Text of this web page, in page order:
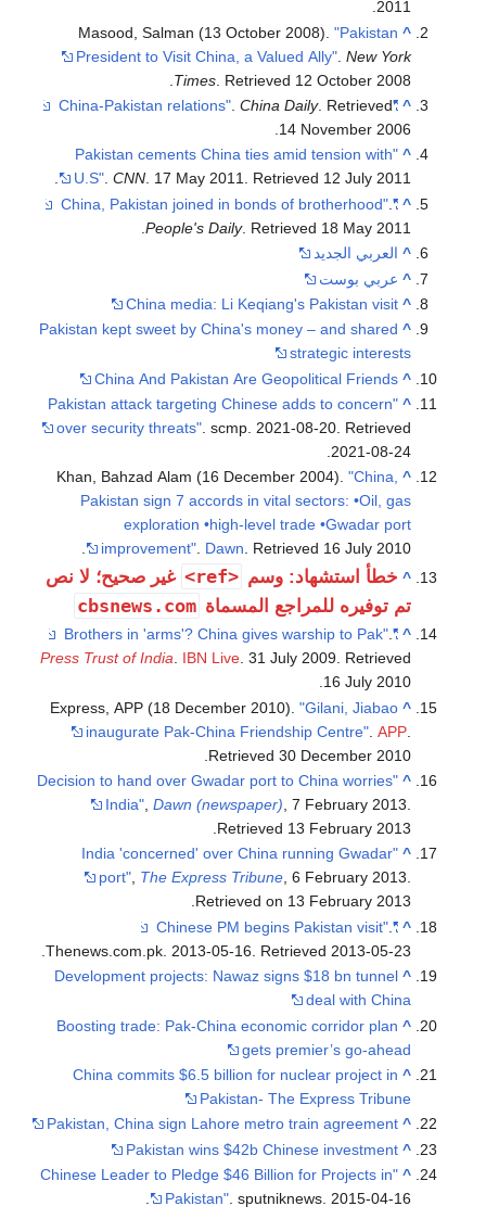
2011
^
Masood, Salman (13 October 2008)."Pakistan
President to Visit China, a Valued Ally" .New York
Times . Retrieved 12 October 2008
^
"China-Pakistan relations"
.China Daily. Retrieved
14 November 2006
^
"Pakistan cements China ties amid tension with
U.S".CNN. 17 May 2011. Retrieved 12 July 2011
.
^
"China, Pakistan joined in bonds of brotherhood"
.
People's Daily. Retrieved 18 May 2011
.
^ العربي الجديد
^ عربي بوست
^
China media: Li Keqiang's Pakistan visit
^
Pakistan kept sweet by China's money – and shared
strategic interests
^
China And Pakistan Are Geopolitical Friends
^
"Pakistan attack targeting Chinese adds to concern
over security threats" . scmp. 2021-08-20 . Retrieved
2021-08-24
^
Khan, Bahzad Alam (16 December 2004)."China,
Pakistan sign 7 accords in vital sectors: •Oil, gas
exploration •high-level trade •Gwadar port
improvement". Dawn. Retrieved 16 July 2010
.
^ خطأ استشهاد: وسم <ref>
غير صحيح؛ لا نص
تم توفيره للمراجع المسماة cbsnews.com
^
"Brothers in 'arms'? China gives warship to Pak"
.
Press Trust of India. IBN Live. 31 July 2009. Retrieved
16 July 2010
.
^
Express, APP (18 December 2010)."Gilani, Jiabao
inaugurate Pak-China Friendship Centre" .APP
Retrieved30 December 2010
^
"Decision to hand over Gwadar port to China worries
India" ,Dawn (newspaper) , 7 February 2013.
Retrieved 13 February 2013.
^
"India 'concerned' over China running Gwadar
port", The Express Tribune, 6 February 2013.
Retrieved on 13 February 2013.
^
"Chinese PM begins Pakistan visit"
.
Thenews.com.pk. 2013-05-16 . Retrieved 2013-05-23
.
^
Development projects: Nawaz signs $18 bn tunnel
deal with China
^
Boosting trade: Pak-China economic corridor plan
gets premier’s go-ahead
^
China commits $6.5 billion for nuclear project in
Pakistan- The Express Tribune
^
Pakistan, China sign Lahore metro train agreement
^
Pakistan wins $42b Chinese investment
^
"Chinese Leader to Pledge $46 Billion for Projects in
Pakistan" . sputniknews. 2015-04-16.